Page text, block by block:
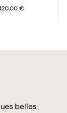
€
belles